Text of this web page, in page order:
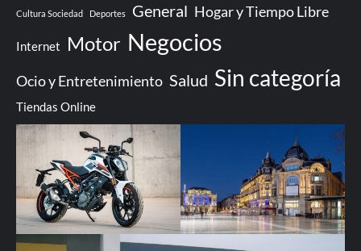
Cultura Sociedad Deportes General Hogar y Tiempo Libre
Internet Motor Negocios
Ocio y Entretenimiento Salud Sin categoría
Tiendas Online